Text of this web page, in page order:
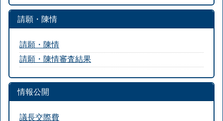
請願・陳情
請願・陳情
請願・陳情審査結果
情報公開
議長交際費